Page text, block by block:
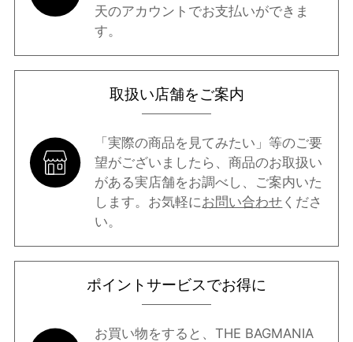
天のアカウントでお支払いができま
す。
取扱い店舗をご案内
「実際の商品を見てみたい」等のご要
望がございましたら、商品のお取扱い
がある実店舗をお調べし、ご案内いた
します。お気軽にお問い合わせ くださ
い。
ポイントサービスでお得に
お買い物をすると、THE BAGMANIA